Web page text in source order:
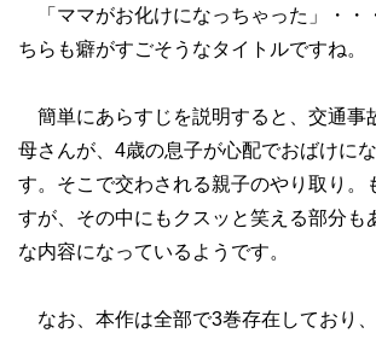
「ママがお化けになっちゃった」・・
ちらも癖がすごそうなタイトルですね。
簡単にあらすじを説明すると、交通事
母さんが、4歳の息子が心配でおばけに
す。そこで交わされる親子のやり取り。
すが、その中にもクスッと笑える部分も
な内容になっているようです。
なお、本作は全部で3巻存在しており